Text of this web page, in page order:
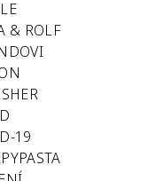
& ROLF
19